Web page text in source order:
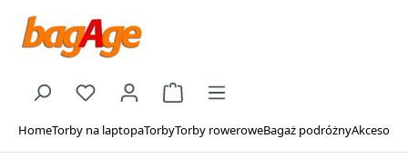
Skip to main content
You have 0 wishlist itemsShopping cart contains 0 items.
HomeTorby na laptopaTorbyTorby roweroweBagaż podróżnyAkcesoria